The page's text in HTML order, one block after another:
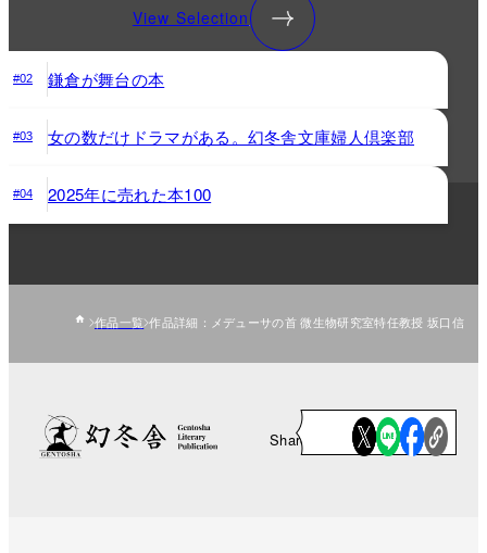
View Selection
#02 鎌倉が舞台の本
#03 女の数だけドラマがある。幻冬舎文庫婦人倶楽部
#04 2025年に売れた本100
作品一覧 作品詳細：メデューサの首 微生物研究室特任教授 坂口信
Share